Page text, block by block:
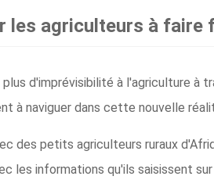
les agriculteurs à
d'imprévisibilité à l'agriculture à
à naviguer dans cette nouvelle
petits agriculteurs ruraux
les informations qu'ils saisissent